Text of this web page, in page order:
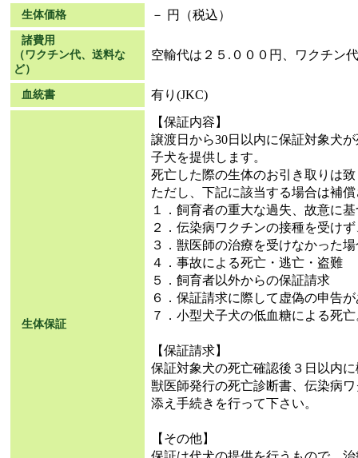
生体価格 － 円（税込）
諸費用
（ワクチン代、送料な
ど）
空輸代は２５.０００円、ワクチン
血統書 有り(JKC)
生体保証
【保証内容】
譲渡日から30日以内に保証対象犬
子犬を提供します。
死亡した際の生体のお引き取りは
ただし、下記に該当する場合は補
１．飼育者の重大な過失、故意に
２．伝染病ワクチンの接種を受け
３．獣医師の治療を受けなかった
４．事故による死亡・逃亡・盗難
５．飼育者以外からの保証請求
６．保証請求に際して虚偽の申告
７．小型犬子犬の低血糖による死亡
【保証請求】
保証対象犬の死亡確認後３日以内
獣医師発行の死亡診断書、伝染病
添え手続きを行って下さい。
【その他】